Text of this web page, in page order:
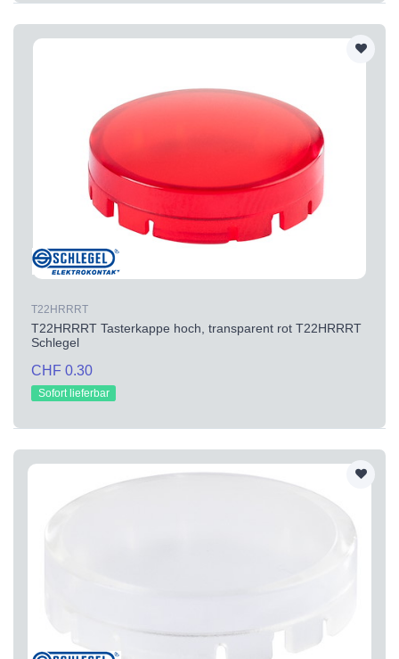
T22HRRRT
T22HRRRT Tasterkappe hoch, transparent rot T22HRRRT
Schlegel
CHF 0.30
Sofort lieferbar